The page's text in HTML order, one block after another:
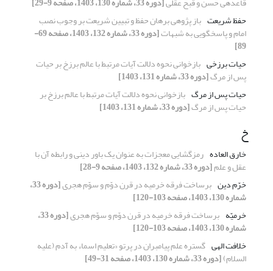
حفظ شریعت باز پژوهی برهان حفظ و تبیین شریعت بر وجوب نصب
امام و پاسخگویی به شبهات [دوره 33، شماره 132، 1403، صفحه 69-
89]
حیات برزخی بازخوانی نحوه دلالت آیات مرتبط با عالم برزخ بر حیات
پس از مرگ[دوره 33، شماره 131، 1403]
حیات پس از مرگ بازخوانی نحوه دلالت آیات مرتبط با عالم برزخ بر
حیات پس از مرگ[دوره 33، شماره 131، 1403]
خ
خارق العاده رمزگشایی معجزات به عنوان یک باور دینی و رابطه آن با
عقل و علم[دوره 33، شماره 132، 1403، صفحه 9-28]
خرّم دین برساخت فرقه خرمیه در قرن دوّم و سوّم هجری [دوره 33،
شماره 130، 1403، صفحه 103-120]
خرمیّه برساخت فرقه خرمیه در قرن دوّم و سوّم هجری [دوره 33،
شماره 130، 1403، صفحه 103-120]
خلافت الهی گستره علم پیامبران در پرتو «تعلیم اسماء به آدم (علیه
السلام)[دوره 33، شماره 130، 1403، صفحه 31-49]